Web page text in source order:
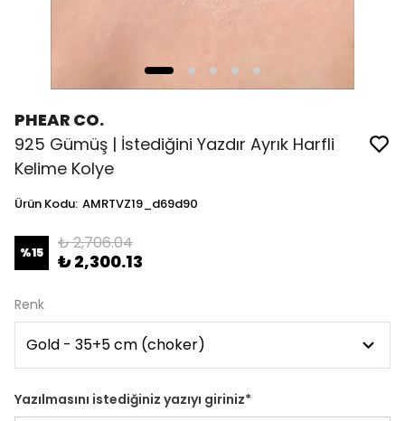
PHEAR CO.
925 Gümüş | İstediğini Yazdır Ayrık Harfli
Kelime Kolye
Ürün Kodu: AMRTVZ19_d69d90
%15 ₺ 2,706.04
₺ 2,300.13
Renk
Yazılmasını istediğiniz yazıyı giriniz*